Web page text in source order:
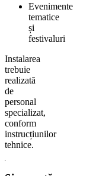
Evenimente
tematice
și
festivaluri
Instalarea
trebuie
realizată
de
personal
specializat,
conform
instrucțiunilor
tehnice.